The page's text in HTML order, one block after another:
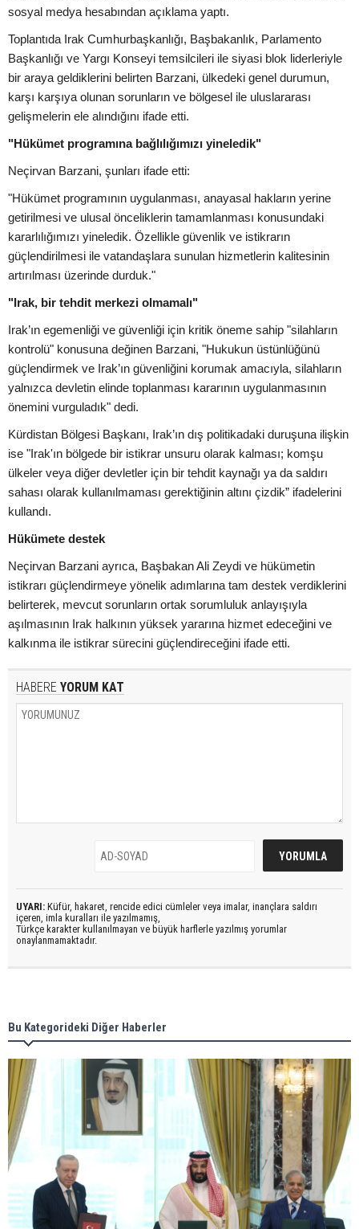
sosyal medya hesabından açıklama yaptı.
Toplantıda Irak Cumhurbaşkanlığı, Başbakanlık, Parlamento
Başkanlığı ve Yargı Konseyi temsilcileri ile siyasi blok liderleriyle
bir araya geldiklerini belirten Barzani, ülkedeki genel durumun,
karşı karşıya olunan sorunların ve bölgesel ile uluslararası
gelişmelerin ele alındığını ifade etti.
"Hükümet programına bağlılığımızı yineledik"
Neçirvan Barzani, şunları ifade etti:
"Hükümet programının uygulanması, anayasal hakların yerine
getirilmesi ve ulusal önceliklerin tamamlanması konusundaki
kararlılığımızı yineledik. Özellikle güvenlik ve istikrarın
güçlendirilmesi ile vatandaşlara sunulan hizmetlerin kalitesinin
artırılması üzerinde durduk."
"Irak, bir tehdit merkezi olmamalı"
Irak’ın egemenliği ve güvenliği için kritik öneme sahip "silahların
kontrolü" konusuna değinen Barzani, "Hukukun üstünlüğünü
güçlendirmek ve Irak’ın güvenliğini korumak amacıyla, silahların
yalnızca devletin elinde toplanması kararının uygulanmasının
önemini vurguladık" dedi.
Kürdistan Bölgesi Başkanı, Irak’ın dış politikadaki duruşuna ilişkin
ise "Irak'ın bölgede bir istikrar unsuru olarak kalması; komşu
ülkeler veya diğer devletler için bir tehdit kaynağı ya da saldırı
sahası olarak kullanılmaması gerektiğinin altını çizdik” ifadelerini
kullandı.
Hükümete destek
Neçirvan Barzani ayrıca, Başbakan Ali Zeydi ve hükümetin
istikrarı güçlendirmeye yönelik adımlarına tam destek verdiklerini
belirterek, mevcut sorunların ortak sorumluluk anlayışıyla
aşılmasının Irak halkının yüksek yararına hizmet edeceğini ve
kalkınma ile istikrar sürecini güçlendireceğini ifade etti.
HABERE YORUM KAT
UYARI: Küfür, hakaret, rencide edici cümleler veya imalar, inançlara saldırı
içeren, imla kuralları ile yazılmamış,
Türkçe karakter kullanılmayan ve büyük harflerle yazılmış yorumlar
onaylanmamaktadır.
Bu Kategorideki Diğer Haberler